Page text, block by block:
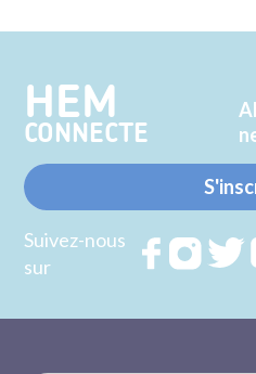
HEM
CONNECTE
Suivez-nous
sur
Rejoignez